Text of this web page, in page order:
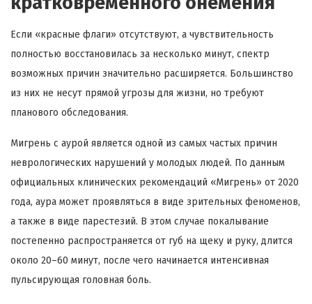
Если «красные флаги» отсутствуют, а чувствительность
полностью восстановилась за несколько минут, спектр
возможных причин значительно расширяется. Большинство
из них не несут прямой угрозы для жизни, но требуют
планового обследования.
Мигрень с аурой является одной из самых частых причин
неврологических нарушений у молодых людей. По данным
официальных клинических рекомендаций «Мигрень» от 2020
года, аура может проявляться в виде зрительных феноменов,
а также в виде парестезий. В этом случае покалывание
постепенно распространяется от губ на щеку и руку, длится
около 20–60 минут, после чего начинается интенсивная
пульсирующая головная боль.